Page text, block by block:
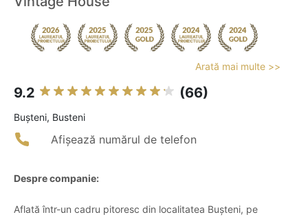
Arată mai multe >>
9.2 (66)
Buşteni, Busteni
Afișează numărul de telefon
Despre companie:
Aflată într-un cadru pitoresc din localitatea Bușteni, pe